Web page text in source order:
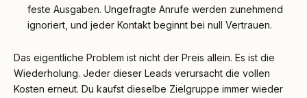
feste Ausgaben. Ungefragte Anrufe werden zunehmend
ignoriert, und jeder Kontakt beginnt bei null Vertrauen.
Das eigentliche Problem ist nicht der Preis allein. Es ist die
Wiederholung. Jeder dieser Leads verursacht die vollen
Kosten erneut. Du kaufst dieselbe Zielgruppe immer wieder